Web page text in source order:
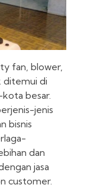
fan, blower,
ditemui di
besar.
jenis
bisnis
dan
jasa
customer.